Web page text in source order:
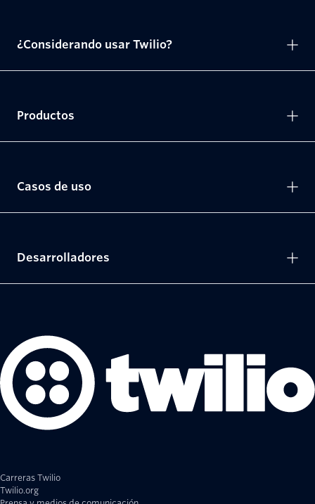
Carreras Twilio
Twilio.org
¿Considerando usar Twilio?
Productos
Casos de uso
Desarrolladores